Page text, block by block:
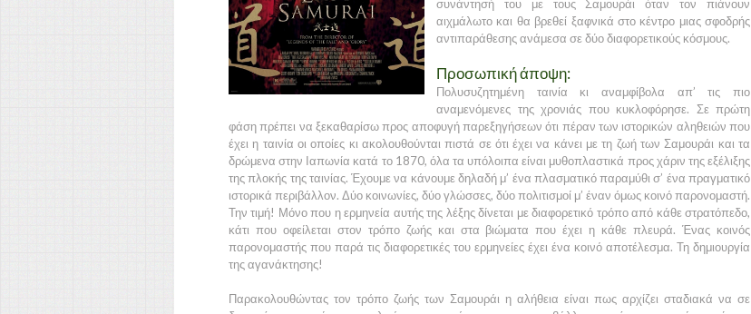
συνάντησή του με τους Σαμουράι όταν τον πιάνουν
αιχμάλωτο και θα βρεθεί ξαφνικά στο κέντρο μιας σφοδρής
αντιπαράθεσης ανάμεσα σε δύο διαφορετικούς κόσμους.
Προσωπική άποψη:
Πολυσυζητημένη ταινία κι αναμφίβολα απ’ τις πιο
αναμενόμενες της χρονιάς που κυκλοφόρησε. Σε πρώτη
φάση πρέπει να ξεκαθαρίσω προς αποφυγή παρεξηγήσεων ότι πέραν των ιστορικών αληθειών που
έχει η ταινία οι οποίες κι ακολουθούνται πιστά σε ότι έχει να κάνει με τη ζωή των Σαμουράι και τα
δρώμενα στην Ιαπωνία κατά το 1870, όλα τα υπόλοιπα είναι μυθοπλαστικά προς χάριν της εξέλιξης
της πλοκής της ταινίας. Έχουμε να κάνουμε δηλαδή μ’ ένα πλασματικό παραμύθι σ’ ένα πραγματικό
ιστορικά περιβάλλον. Δύο κοινωνίες, δύο γλώσσες, δύο πολιτισμοί μ’ έναν όμως κοινό παρονομαστή.
Την τιμή! Μόνο που η ερμηνεία αυτής της λέξης δίνεται με διαφορετικό τρόπο από κάθε στρατόπεδο,
κάτι που οφείλεται στον τρόπο ζωής και στα βιώματα που έχει η κάθε πλευρά. Ένας κοινός
παρονομαστής που παρά τις διαφορετικές του ερμηνείες έχει ένα κοινό αποτέλεσμα. Τη δημιουργία
της αγανάκτησης!
Παρακολουθώντας τον τρόπο ζωής των Σαμουράι η αλήθεια είναι πως αρχίζει σταδιακά να σε